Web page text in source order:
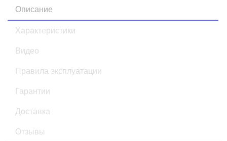
Описание
Характеристики
Видео
Правила эксплуатации
Гарантии
Доставка
Отзывы